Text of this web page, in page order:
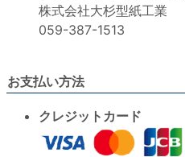
株式会社大杉型紙工
059-387-1513
お支払い方法
クレジットカード